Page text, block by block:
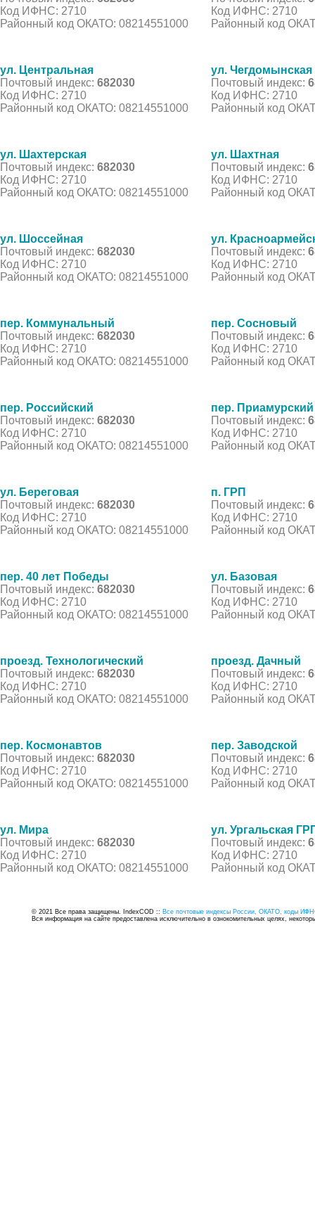
Код ИФНС: 2710
Районный код ОКАТО: 08214551000
Код ИФНС: 2710
Районный код
ул. Центральная
Почтовый индекс: 682030
Код ИФНС: 2710
Районный код ОКАТО: 08214551000
ул. Чегдомынская
Почтовый индекс:
Код ИФНС: 2710
Районный код
ул. Шахтерская
Почтовый индекс: 682030
Код ИФНС: 2710
Районный код ОКАТО: 08214551000
ул. Шахтная
Почтовый индекс:
Код ИФНС: 2710
Районный код
ул. Шоссейная
Почтовый индекс: 682030
Код ИФНС: 2710
Районный код ОКАТО: 08214551000
ул.
Почтовый индекс:
Код ИФНС: 2710
Районный код
пер. Коммунальный
Почтовый индекс: 682030
Код ИФНС: 2710
Районный код ОКАТО: 08214551000
пер. Сосновый
Почтовый индекс:
Код ИФНС: 2710
Районный код
пер. Российский
Почтовый индекс: 682030
Код ИФНС: 2710
Районный код ОКАТО: 08214551000
пер. Приамурский
Почтовый индекс:
Код ИФНС: 2710
Районный код
ул. Береговая
Почтовый индекс: 682030
Код ИФНС: 2710
Районный код ОКАТО: 08214551000
п. ГРП
Почтовый индекс:
Код ИФНС: 2710
Районный код
пер. 40 лет Победы
Почтовый индекс: 682030
Код ИФНС: 2710
Районный код ОКАТО: 08214551000
ул. Базовая
Почтовый индекс:
Код ИФНС: 2710
Районный код
проезд. Технологический
Почтовый индекс: 682030
Код ИФНС: 2710
Районный код ОКАТО: 08214551000
проезд. Дачный
Почтовый индекс:
Код ИФНС: 2710
Районный код
пер. Космонавтов
Почтовый индекс: 682030
Код ИФНС: 2710
Районный код ОКАТО: 08214551000
пер. Заводской
Почтовый индекс:
Код ИФНС: 2710
Районный код
ул. Мира
Почтовый индекс: 682030
Код ИФНС: 2710
Районный код ОКАТО: 08214551000
ул. Ургальская
Почтовый индекс:
Код ИФНС: 2710
Районный код
© 2021 Все права защищены. IndexCOD :: Все почтовые индексы России, ОКАТО, коды
Вся информация на сайте предоставлена исключительно в ознокомительных целях,